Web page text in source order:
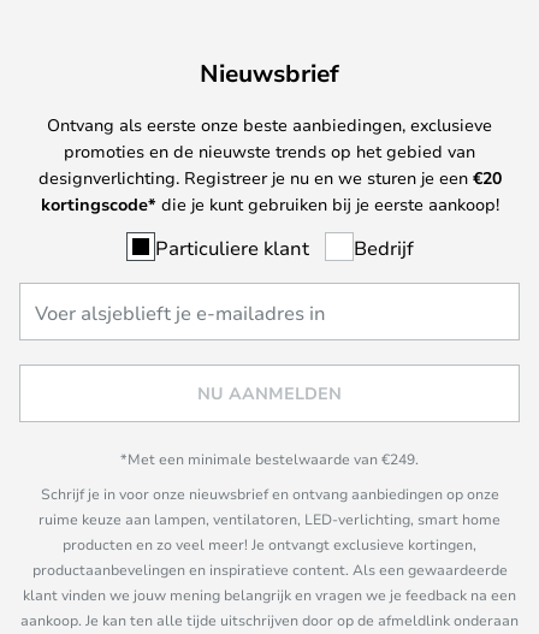
Nieuwsbrief
Ontvang als eerste onze beste aanbiedingen, exclusieve
promoties en de nieuwste trends op het gebied van
designverlichting. Registreer je nu en we sturen je een €20
kortingscode* die je kunt gebruiken bij je eerste aankoop!
Particuliere klant Bedrijf
NU AANMELDEN
*Met een minimale bestelwaarde van €249.
Schrijf je in voor onze nieuwsbrief en ontvang aanbiedingen op onze
ruime keuze aan lampen, ventilatoren, LED-verlichting, smart home
producten en zo veel meer! Je ontvangt exclusieve kortingen,
productaanbevelingen en inspiratieve content. Als een gewaardeerde
klant vinden we jouw mening belangrijk en vragen we je feedback na een
aankoop. Je kan ten alle tijde uitschrijven door op de afmeldlink onderaan